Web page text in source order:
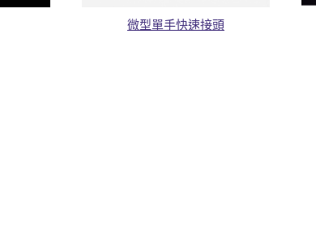
微型單手快速接頭